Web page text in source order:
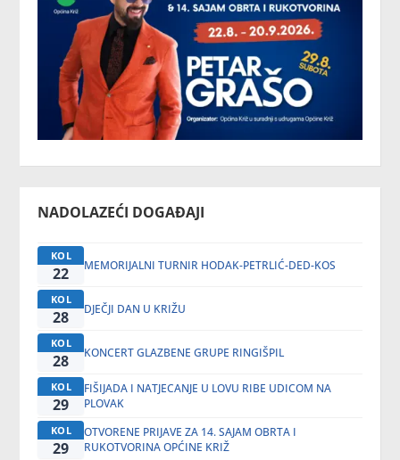
NADOLAZEĆI DOGAĐAJI
KOL
22 MEMORIJALNI TURNIR HODAK-PETRLIĆ-DED-KOS
KOL
28 DJEČJI DAN U KRIŽU
KOL
28 KONCERT GLAZBENE GRUPE RINGIŠPIL
KOL
29
FIŠIJADA I NATJECANJE U LOVU RIBE UDICOM NA
PLOVAK
KOL
29
OTVORENE PRIJAVE ZA 14. SAJAM OBRTA I
RUKOTVORINA OPĆINE KRIŽ